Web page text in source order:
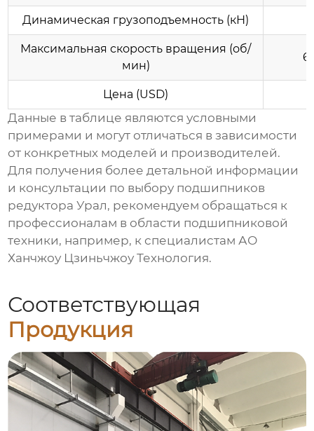
Динамическая грузоподъемность (кН)
Максимальная скорость вращения (об/
мин)
Цена (USD)
Данные в таблице являются условными
примерами и могут отличаться в зависимости
от конкретных моделей и производителей.
Для получения более детальной информации
и консультации по выбору подшипников
редуктора Урал, рекомендуем обращаться к
профессионалам в области подшипниковой
техники, например, к специалистамАО
Ханчжоу Цзиньчжоу Технология.
Соответствующая
Продукция